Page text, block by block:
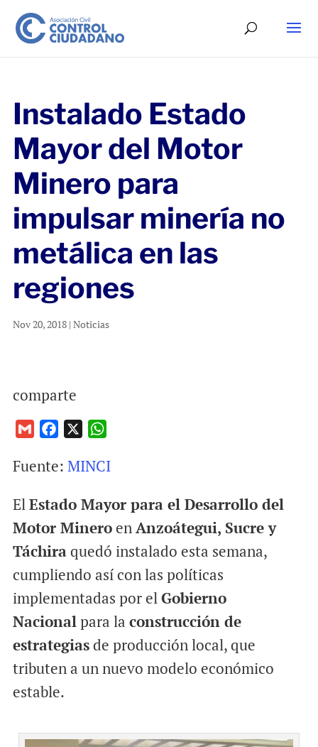
Instalado Estado
Mayor del Motor
Minero para
impulsar minería no
metálica en las
regiones
Nov 20, 2018| Noticias
comparte
a
l
c
b
o
k
a
s
p
Fuente: MINCI
ElEstado Mayor para el Desarrollo del
Motor MineroenAnzoátegui, Sucre y
Táchiraquedó instalado esta semana,
cumpliendo así con las políticas
implementadas por elGobierno
Nacionalpara la construcción de
estrategiasde producción local, que
tributen a un nuevo modelo económico
estable.